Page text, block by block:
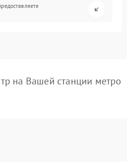
на Вашей станции метро